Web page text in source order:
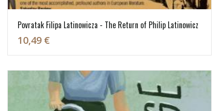
Povratak Filipa Latinowicza - The Return of Philip Latinowicz
10,49 €